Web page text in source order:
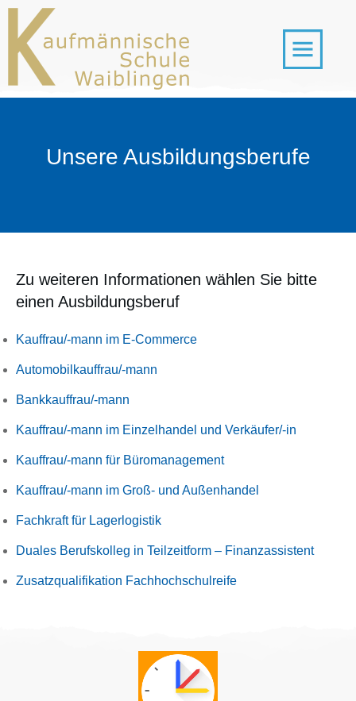
Unsere Ausbildungsberufe
Zu weiteren Informationen wählen Sie bitte
einen Ausbildungsberuf
Kauffrau/-mann im E-Commerce
Automobilkauffrau/-mann
Bankkauffrau/-mann
Kauffrau/-mann im Einzelhandel und Verkäufer/-in
Kauffrau/-mann für Büromanagement
Kauffrau/-mann im Groß- und Außenhandel
Fachkraft für Lagerlogistik
Duales Berufskolleg in Teilzeitform – Finanzassistent
Zusatzqualifikation Fachhochschulreife